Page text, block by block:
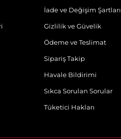
İade ve Değişim Şartları
Gizlilik ve Güvelik
Ödeme ve Teslimat
Sipariş Takip
Havale Bildirimi
Sıkca Sorulan Sorular
Tüketici Hakları